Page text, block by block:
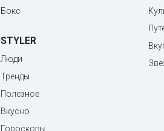
Бокс
STYLER
Люди
Тренды
Полезное
Вкусно
Гороскопы